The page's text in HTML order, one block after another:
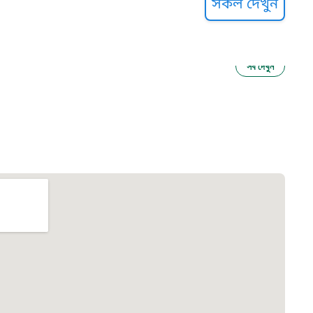
সকল দেখুন
সব দেখুন